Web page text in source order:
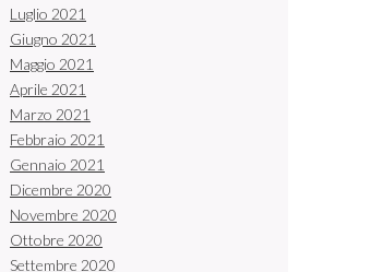
Luglio 2021
Giugno 2021
Maggio 2021
Aprile 2021
Marzo 2021
Febbraio 2021
Gennaio 2021
Dicembre 2020
Novembre 2020
Ottobre 2020
Settembre 2020